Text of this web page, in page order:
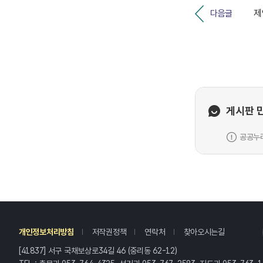
다음글
게시판
공공누
개인정보처리방침 저작권정책 연락처 찾아오시는길
[41837] 서구 국채보상로34길 46 (중리동 62-12)